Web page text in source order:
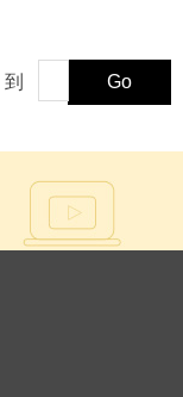
到 Go